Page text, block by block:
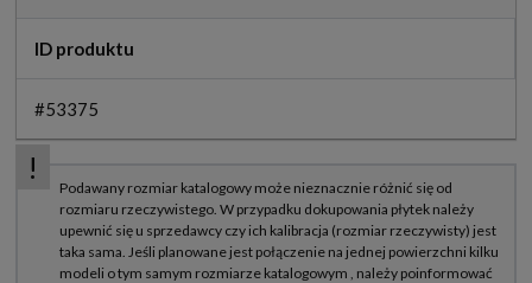
ID produktu
#53375